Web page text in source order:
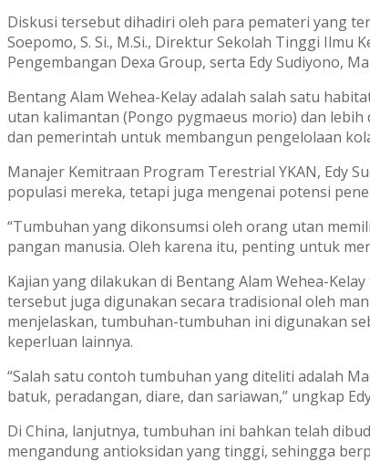
Diskusi tersebut dihadiri oleh para pemateri yang
Soepomo, S. Si., M.Si., Direktur Sekolah Tinggi Ilmu
Pengembangan Dexa Group, serta Edy Sudiyono,
Bentang Alam Wehea-Kelay adalah salah satu
utan kalimantan (Pongo pygmaeus morio) dan lebih
dan pemerintah untuk membangun pengelolaan
Manajer Kemitraan Program Terestrial YKAN, Edy
populasi mereka, tetapi juga mengenai potensi
“Tumbuhan yang dikonsumsi oleh orang utan
pangan manusia. Oleh karena itu, penting untuk
Kajian yang dilakukan di Bentang Alam Wehea-
tersebut juga digunakan secara tradisional oleh
menjelaskan, tumbuhan-tumbuhan ini digunakan
keperluan lainnya.
“Salah satu contoh tumbuhan yang diteliti adalah
batuk, peradangan, diare, dan sariawan,” ungkap
Di China, lanjutnya, tumbuhan ini bahkan telah
mengandung antioksidan yang tinggi, sehingga